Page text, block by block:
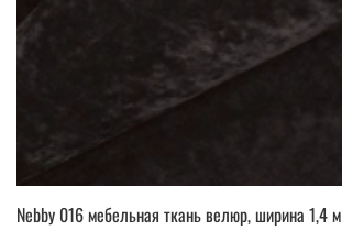
Nebby 016 мебельная ткань велюр, ширина 1,4 м